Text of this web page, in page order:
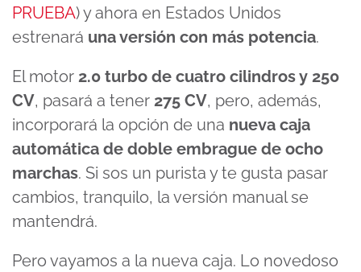
PRUEBA) y ahora en Estados Unidos
estrenará una versión con más potencia.
El motor 2.0 turbo de cuatro cilindros y 250
CV, pasará a tener 275 CV, pero, además,
incorporará la opción de una nueva caja
automática de doble embrague de ocho
marchas. Si sos un purista y te gusta pasar
cambios, tranquilo, la versión manual se
mantendrá.
Pero vayamos a la nueva caja. Lo novedoso